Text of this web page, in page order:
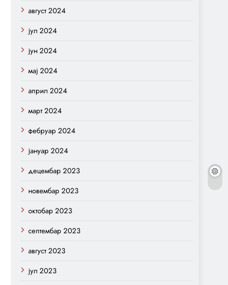
август 2024
јул 2024
јун 2024
мај 2024
април 2024
март 2024
фебруар 2024
јануар 2024
децембар 2023
новембар 2023
октобар 2023
септембар 2023
август 2023
јул 2023